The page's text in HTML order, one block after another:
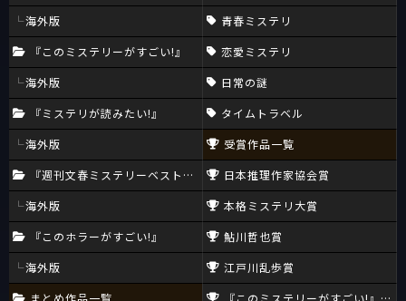
海外版
『このミステリーがすごい!』
海外版
『ミステリが読みたい!』
海外版
『週刊文春ミステリーベスト10』
海外版
『このホラーがすごい!』
海外版
青春ミステリ
恋愛ミステリ
日常の謎
タイムトラベル
受賞作品一覧
日本推理作家協会賞
本格ミステリ大賞
鮎川哲也賞
江戸川乱歩賞